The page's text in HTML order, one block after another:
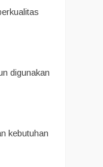
digunakan
kebutuhan